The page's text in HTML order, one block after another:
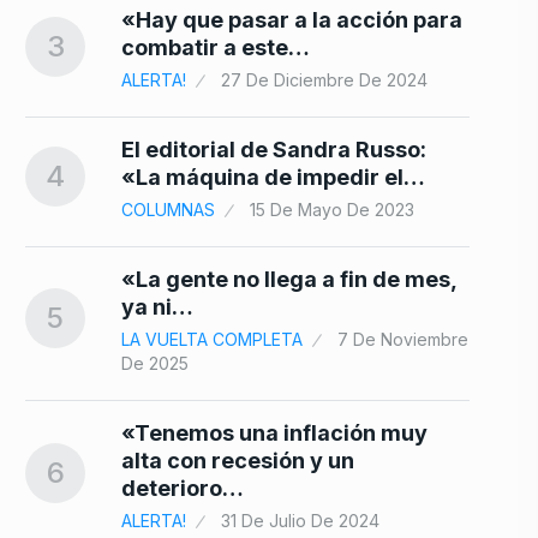
3
«Hay que pasar a la acción para
combatir a este…
ALERTA! 27 De Diciembre De 2024
4
El editorial de Sandra Russo:
«La máquina de impedir el…
COLUMNAS 15 De Mayo De 2023
5
«La gente no llega a fin de mes,
ya ni…
LA VUELTA COMPLETA
7 De Noviembre
De 2025
6
«Tenemos una inflación muy
alta con recesión y un
deterioro…
ALERTA! 31 De Julio De 2024